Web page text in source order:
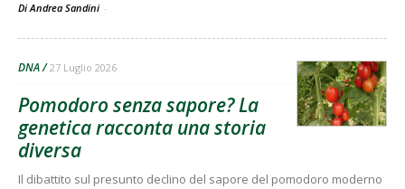
Di Andrea Sandini -
DNA 27 Luglio 2026
Pomodoro senza sapore? La
genetica racconta una storia
diversa
Il dibattito sul presunto declino del sapore del pomodoro moderno